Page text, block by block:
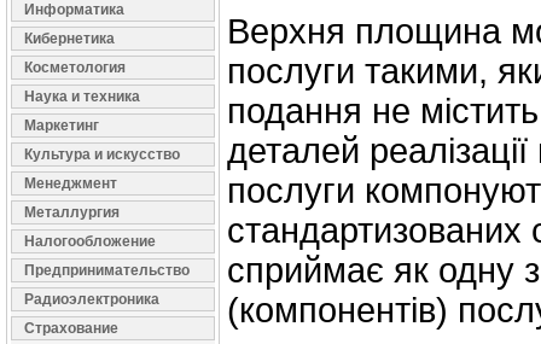
Информатика
Кибернетика
Косметология
Наука и техника
Маркетинг
Культура и искусство
Менеджмент
Металлургия
Налогообложение
Предпринимательство
Радиоэлектроника
Страхование
Верхня площина
послуги такими,
подання не
деталей
послуги
стандартизованих
сприймає як одну
(компонентів)